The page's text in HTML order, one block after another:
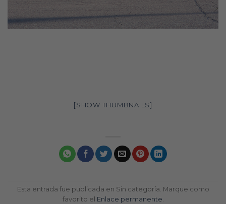
[SHOW THUMBNAILS]
Esta entrada fue publicada en Sin categoría. Marque como
favorito el Enlace permanente.